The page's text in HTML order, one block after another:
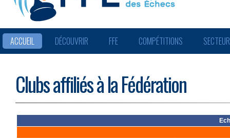
ACCUEIL DÉCOUVRIR FFE COMPÉTITIONS
Clubs affiliés à la Fédération